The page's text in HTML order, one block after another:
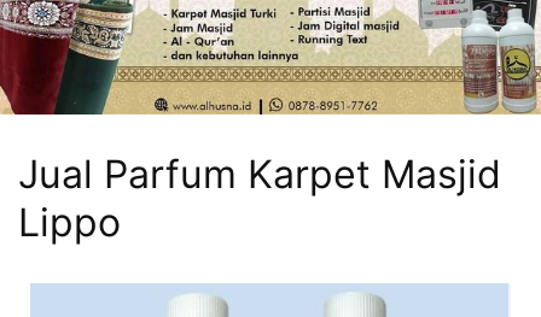
Jual Parfum Karpet Masjid
Lippo